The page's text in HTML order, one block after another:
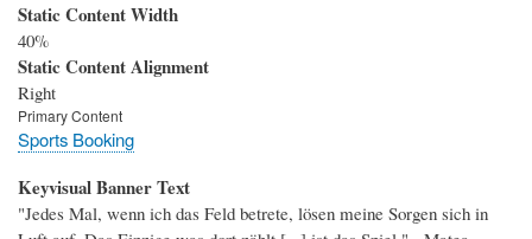
Static Content Width
40%
Static Content Alignment
Right
Primary Content
Sports Booking
Keyvisual Banner Text
"Jedes Mal, wenn ich das Feld betrete, lösen meine Sorgen sich in